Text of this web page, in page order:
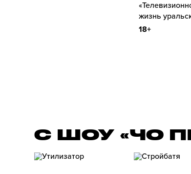
жизнь
18+
С ШОУ «ЧО